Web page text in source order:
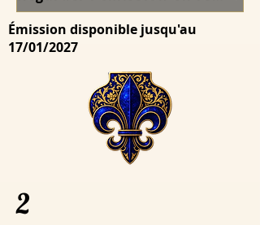
Émission disponible jusqu'au
17/01/2027
2